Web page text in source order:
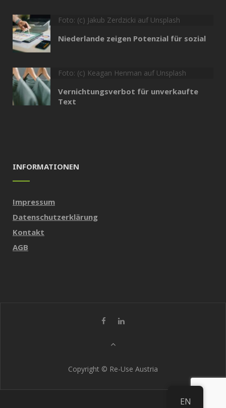
Foto: (c) Jakub Zerdzicki auf Unsplash
Niederlande zeigen Potenzial für sozial
Foto: (c) Keagan Henman auf Unsplash
Vernichtungsverbot für unverkaufte
Text
INFORMATIONEN
Impressum
Datenschutzerklärung
Kontakt
AGB
Copyright © Re-Use Austria
EN